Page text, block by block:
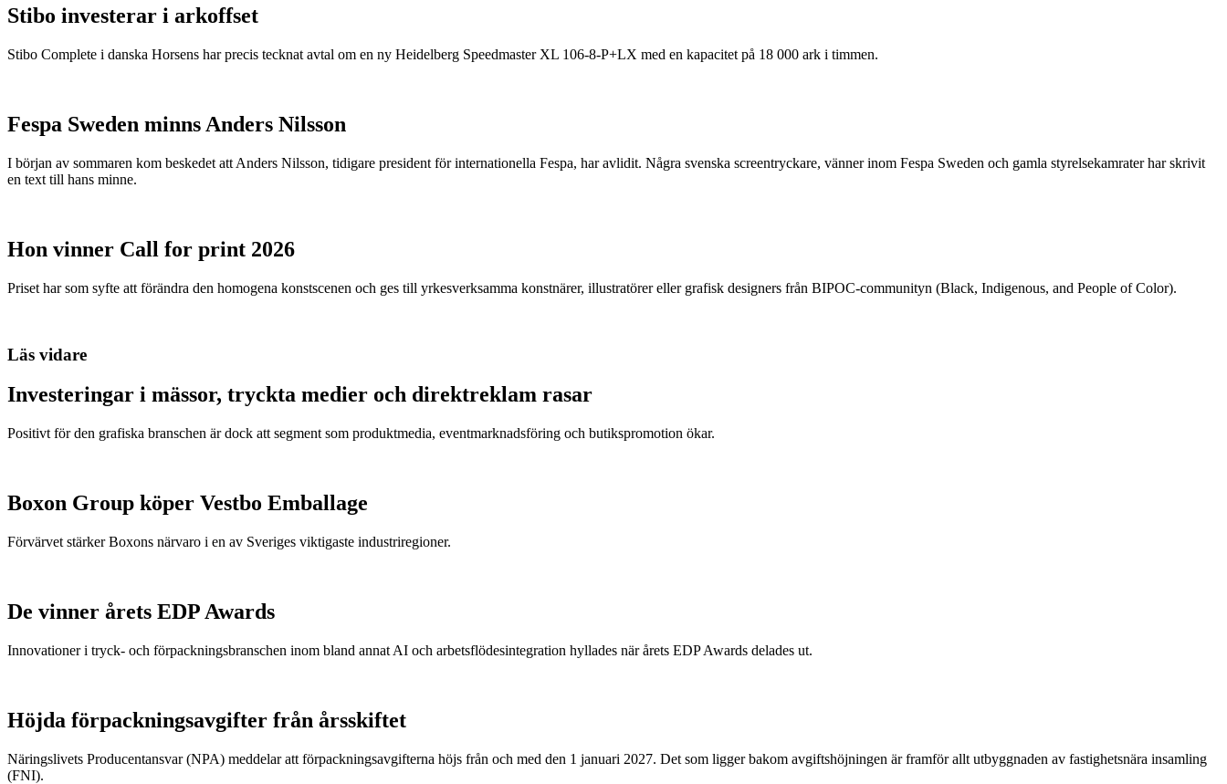
Stibo investerar i arkoffset
Stibo Complete i danska Horsens har precis tecknat avtal om en ny Heidelberg Speedmaster XL 106-8-P+LX med en kapacitet på 18 000 ark i timmen.
Fespa Sweden minns Anders Nilsson
I början av sommaren kom beskedet att Anders Nilsson, tidigare president för internationella Fespa, har avlidit. Några svenska screentryckare, vänner inom Fespa Sweden och gamla styrelsekamrater har skrivit
en text till hans minne.
Hon vinner Call for print 2026
Priset har som syfte att förändra den homogena konstscenen och ges till yrkesverksamma konstnärer, illustratörer eller grafisk designers från BIPOC-communityn (Black, Indigenous, and People of Color).
Läs vidare
Investeringar i mässor, tryckta medier och direktreklam rasar
Positivt för den grafiska branschen är dock att segment som produktmedia, eventmarknadsföring och butikspromotion ökar.
Boxon Group köper Vestbo Emballage
Förvärvet stärker Boxons närvaro i en av Sveriges viktigaste industriregioner.
De vinner årets EDP Awards
Innovationer i tryck- och förpackningsbranschen inom bland annat AI och arbetsflödesintegration hyllades när årets EDP Awards delades ut.
Höjda förpackningsavgifter från årsskiftet
Näringslivets Producentansvar (NPA) meddelar att förpackningsavgifterna höjs från och med den 1 januari 2027. Det som ligger bakom avgiftshöjningen är framför allt utbyggnaden av fastighetsnära insamling
(FNI).